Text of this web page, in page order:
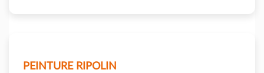
PEINTURE RIPOLIN